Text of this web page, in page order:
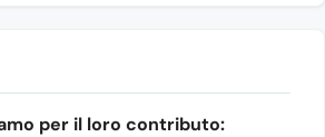
per il loro contributo: